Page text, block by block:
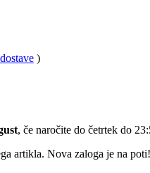
)
, če naročite do četrtek do
artikla. Nova zaloga je na